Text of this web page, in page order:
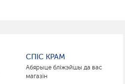
СПІС КРАМ
Абярыце бліжэйшы да вас
магазін